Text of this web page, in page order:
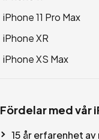
iPhone 11 Pro Max
iPhone XR
iPhone XS Max
Fördelar med vår
15 år erfarenhet